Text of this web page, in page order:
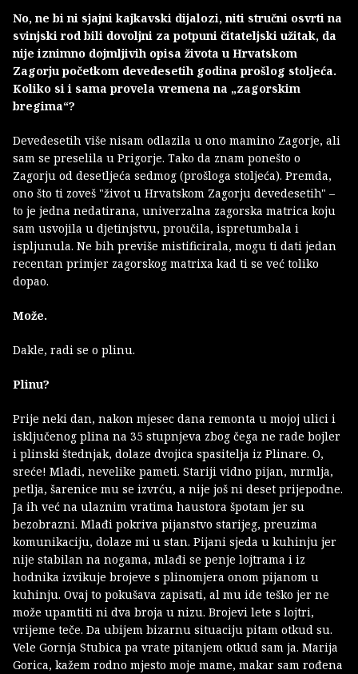
No, ne bi ni sjajni kajkavski dijalozi, niti stručni osvrti na
svinjski rod bili dovoljni za potpuni čitateljski užitak, da
nije iznimno dojmljivih opisa života u Hrvatskom
Zagorju početkom devedesetih godina prošlog stoljeća.
Koliko si i sama provela vremena na „zagorskim
bregima“?
Devedesetih više nisam odlazila u ono mamino Zagorje, ali
sam se preselila u Prigorje. Tako da znam ponešto o
Zagorju od desetljeća sedmog (prošloga stoljeća). Premda,
ono što ti zoveš "život u Hrvatskom Zagorju devedesetih" –
to je jedna nedatirana, univerzalna zagorska matrica koju
sam usvojila u djetinjstvu, proučila, ispretumbala i
ispljunula. Ne bih previše mistificirala, mogu ti dati jedan
recentan primjer zagorskog matrixa kad ti se već toliko
dopao.
Može.
Dakle, radi se o plinu.
Plinu?
Prije neki dan, nakon mjesec dana remonta u mojoj ulici i
isključenog plina na 35 stupnjeva zbog čega ne rade bojler
i plinski štednjak, dolaze dvojica spasitelja iz Plinare. O,
sreće! Mlađi, nevelike pameti. Stariji vidno pijan, mrmlja,
petlja, šarenice mu se izvrću, a nije još ni deset prijepodne.
Ja ih već na ulaznim vratima haustora špotam jer su
bezobrazni. Mlađi pokriva pijanstvo starijeg, preuzima
komunikaciju, dolaze mi u stan. Pijani sjeda u kuhinju jer
nije stabilan na nogama, mlađi se penje lojtrama i iz
hodnika izvikuje brojeve s plinomjera onom pijanom u
kuhinju. Ovaj to pokušava zapisati, al mu ide teško jer ne
može upamtiti ni dva broja u nizu. Brojevi lete s lojtri,
vrijeme teče. Da ubijem bizarnu situaciju pitam otkud su.
Vele Gornja Stubica pa vrate pitanjem otkud sam ja. Marija
Gorica, kažem rodno mjesto moje mame, makar sam rođena